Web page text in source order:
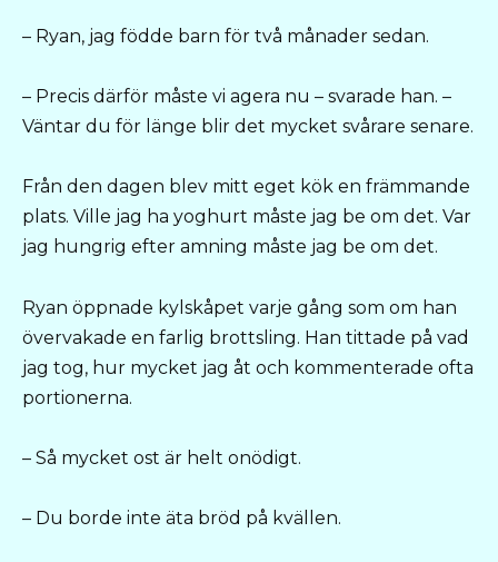
– Ryan, jag födde barn för två månader sedan.
– Precis därför måste vi agera nu – svarade han. –
Väntar du för länge blir det mycket svårare senare.
Från den dagen blev mitt eget kök en främmande
plats. Ville jag ha yoghurt måste jag be om det. Var
jag hungrig efter amning måste jag be om det.
Ryan öppnade kylskåpet varje gång som om han
övervakade en farlig brottsling. Han tittade på vad
jag tog, hur mycket jag åt och kommenterade ofta
portionerna.
– Så mycket ost är helt onödigt.
– Du borde inte äta bröd på kvällen.